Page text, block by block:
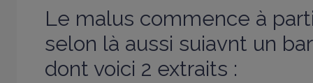
Le malus commence à
selon là aussi suiavnt un
dont voici 2 extraits :